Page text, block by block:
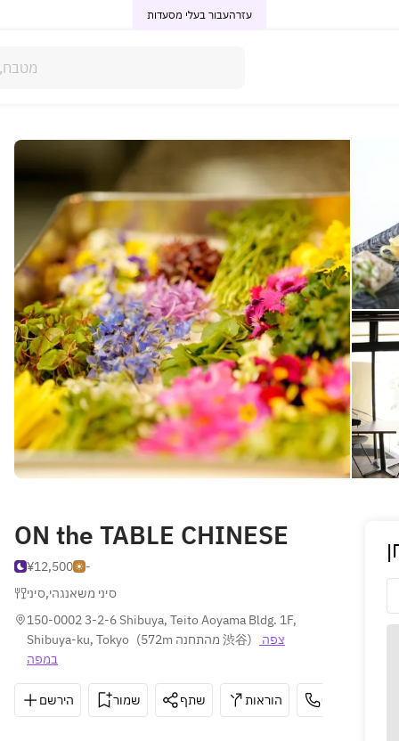
עבור בעלי מסעדותעזרה
ON the TABLE CHINESE
¥12,500
-
סיני,סיני משאנגהי
150-0002 3-2-6 Shibuya, Teito Aoyama Bldg. 1F,
Shibuya-ku, Tokyo ( 572m מהתחנה 渋谷)
צפה
במפה
הירשם שמור שתף הוראות 03-5962-